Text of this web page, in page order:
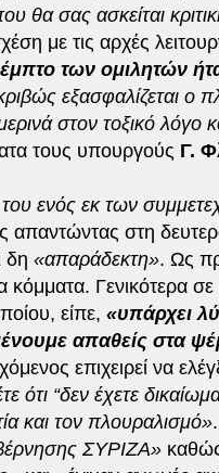
θα σας ασκείται
με τις αρχές
των ομιλητών
εξασφαλίζεται ο
στον τοξικό λόγο
τους υπουργούς Γ.
του ενός εκ των
στη
δη «απαράδεκτη». Ως
Γενικότερα
είπε, «υπάρχει
απαθείς στα
επιχειρεί να
“δεν έχετε
και τον πλουραλισμό».
ΣΥΡΙΖΑ»